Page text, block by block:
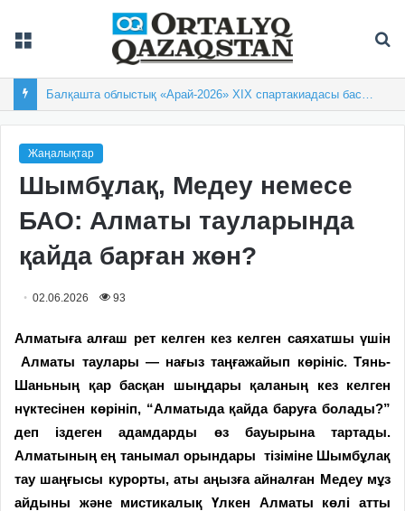
Жаңалықтар
Шымбұлақ, Медеу немесе
БАО: Алматы тауларында
қайда барған жөн?
02.06.2026 93
Алматыға алғаш рет келген кез келген саяхатшы үшін
Алматы таулары — нағыз таңғажайып көрініс. Тянь-
Шаньның қар басқан шыңдары қаланың кез келген
нүктесінен көрініп, “Алматыда қайда баруға болады?”
деп іздеген адамдарды өз бауырына тартады.
Алматының ең танымал орындары тізіміне Шымбұлақ
тау шаңғысы курорты, аты аңызға айналған Медеу мұз
айдыны және мистикалық Үлкен Алматы көлі атты